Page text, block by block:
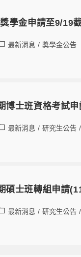
學金申請至9/19
最新消息 / 獎學金公告
博士班資格考試
最新消息 / 研究生公告 /
碩士班轉組申請
最新消息 / 研究生公告 /